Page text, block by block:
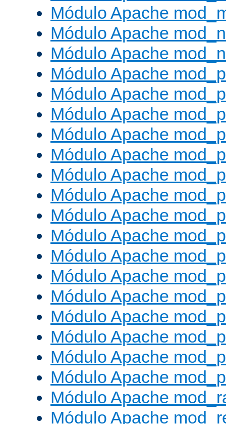
Módulo Apache
Módulo Apache
Módulo Apache
Módulo Apache
Módulo Apache
Módulo Apache
Módulo Apache
Módulo Apache
Módulo Apache
Módulo Apache
Módulo Apache
Módulo Apache
Módulo Apache
Módulo Apache
Módulo Apache
Módulo Apache
Módulo Apache
Módulo Apache
Módulo Apache
Módulo Apache
Módulo Apache